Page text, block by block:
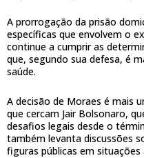
A prorrogação da prisão
específicas que envolvem o
continue a cumprir as
que, segundo sua defesa, é
saúde.
A decisão de Moraes é mais
que cercam Jair Bolsonaro,
desafios legais desde o
também levanta discussões
figuras públicas em situações